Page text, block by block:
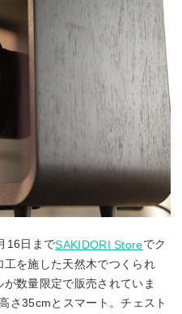
16日までSAKIDORI Storeでク
を施した天然木でつくられ
数量限定で販売されていま
さ35cmとスマート。チェスト